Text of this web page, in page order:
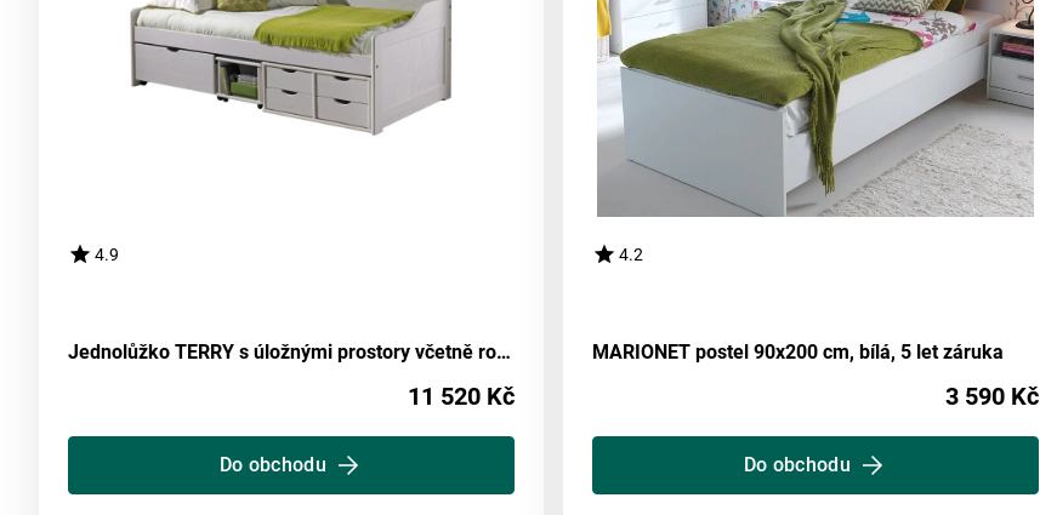
4.9
Jednolůžko TERRY s úložnými prostory včetně roštu, masiv borovice/ bílý lak
11 520 Kč
Do obchodu
4.2
MARIONET postel 90x200 cm, bílá, 5 let záruka
3 590 Kč
Do obchodu